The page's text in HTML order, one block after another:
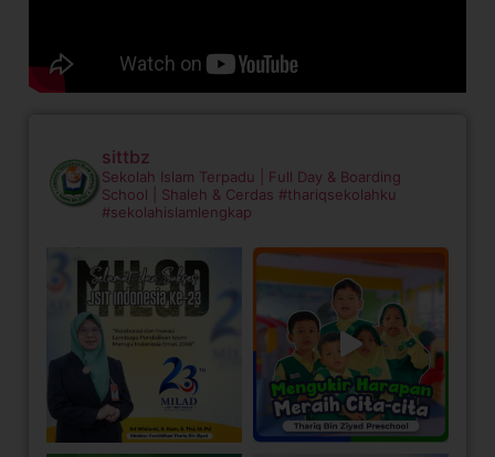
sittbz
Sekolah Islam Terpadu | Full Day & Boarding
School | Shaleh & Cerdas #thariqsekolahku
#sekolahislamlengkap